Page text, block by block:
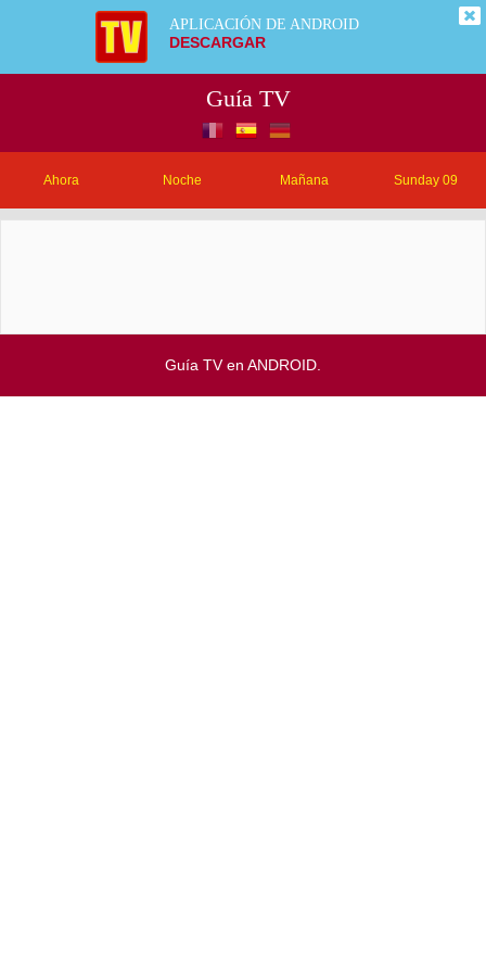
APLICACIÓN DE ANDROID
DESCARGAR
Guía TV
Ahora Noche Mañana Sunday 09
Guía TV en ANDROID.